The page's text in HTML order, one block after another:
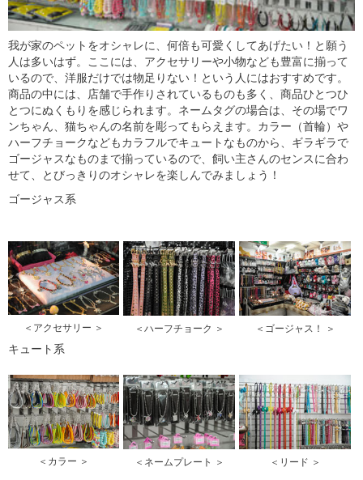
我が家のペットをオシャレに、何倍も可愛くしてあげたい！と願う
人は多いはず。ここには、アクセサリーや小物なども豊富に揃って
いるので、洋服だけでは物足りない！という人にはおすすめです。
商品の中には、店舗で手作りされているものも多く、商品ひとつひ
とつにぬくもりを感じられます。ネームタグの場合は、その場でワ
ンちゃん、猫ちゃんの名前を彫ってもらえます。カラー（首輪）や
ハーフチョークなどもカラフルでキュートなものから、ギラギラで
ゴージャスなものまで揃っているので、飼い主さんのセンスに合わ
せて、とびっきりのオシャレを楽しんでみましょう！
ゴージャス系
＜アクセサリー ＞ ＜ハーフチョーク ＞ ＜ゴージャス！ ＞
キュート系
＜カラー ＞ ＜ネームプレート ＞ ＜リード ＞